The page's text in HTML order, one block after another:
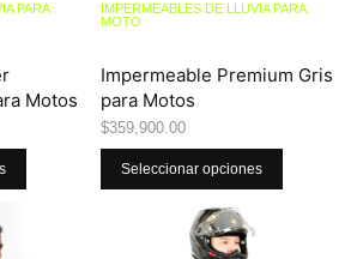
PARA
Motos
IMPERMEABLES DE LLUVIA PARA
MOTO
Impermeable Premium Gris
para Motos
$359,900.00
Seleccionar opciones